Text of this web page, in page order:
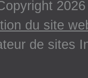
du site
de sites